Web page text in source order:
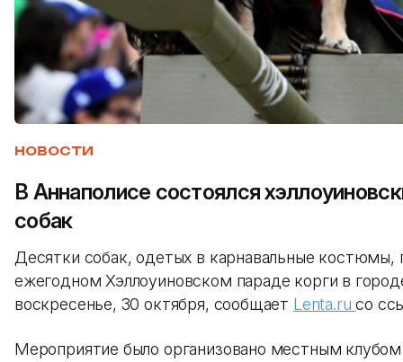
НОВОСТИ
В Аннаполисе состоялся
собак
Десятки собак, одетых в карнавальные костюмы,
ежегодном Хэллоуиновском параде корги в
воскресенье, 30 октября, сообщает Lenta.ruсо
Мероприятие было организовано местным